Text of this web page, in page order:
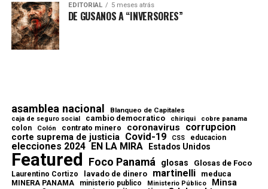
EDITORIAL 5 meses atrás
DE GUSANOS A “INVERSORES”
asamblea nacional Blanqueo de Capitales
caja de seguro social cambio democratico chiriqui cobre panama
colon Colón contrato minero coronavirus corrupcion
corte suprema de justicia Covid-19 CSS educacion
elecciones 2024 EN LA MIRA Estados Unidos
Featured Foco Panamá glosas Glosas de Foco
Laurentino Cortizo lavado de dinero martinelli meduca
MINERA PANAMA ministerio publico Ministerio Público Minsa